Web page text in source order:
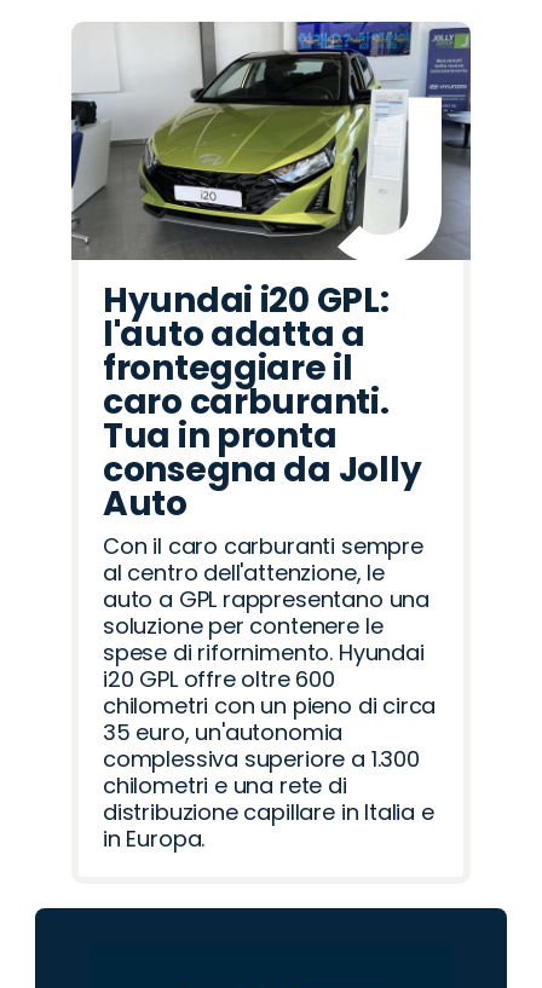
Hyundai i20 GPL:
l'auto adatta a
fronteggiare il
caro carburanti.
Tua in pronta
consegna da Jolly
Auto
Con il caro carburanti sempre
al centro dell'attenzione, le
auto a GPL rappresentano una
soluzione per contenere le
spese di rifornimento. Hyundai
i20 GPL offre oltre 600
chilometri con un pieno di circa
35 euro, un'autonomia
complessiva superiore a 1.300
chilometri e una rete di
distribuzione capillare in Italia e
in Europa.